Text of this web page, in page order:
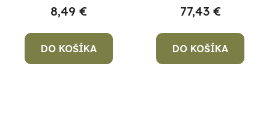
8,49 €
DO KOŠÍKA
77,43 €
DO KOŠÍKA